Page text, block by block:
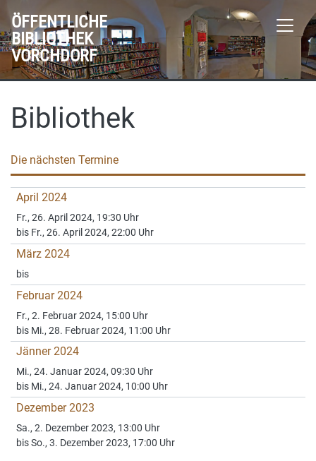
ÖFFENTLICHE
BIBLIOTHEK
VORCHDORF
Bibliothek
Die nächsten Termine
April 2024
Fr., 26. April 2024, 19:30 Uhr
bis Fr., 26. April 2024, 22:00 Uhr
März 2024
bis
Februar 2024
Fr., 2. Februar 2024, 15:00 Uhr
bis Mi., 28. Februar 2024, 11:00 Uhr
Jänner 2024
Mi., 24. Januar 2024, 09:30 Uhr
bis Mi., 24. Januar 2024, 10:00 Uhr
Dezember 2023
Sa., 2. Dezember 2023, 13:00 Uhr
bis So., 3. Dezember 2023, 17:00 Uhr